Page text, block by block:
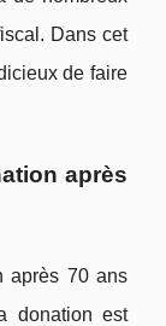
Dans cet
de faire
après
après 70 ans
donation est